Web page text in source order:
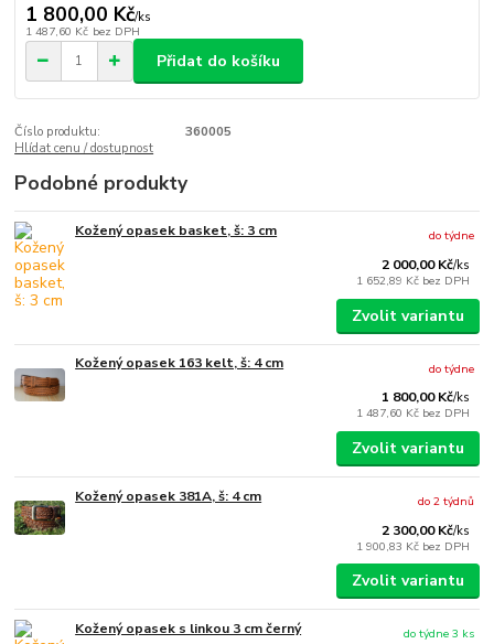
1 800,00 Kč/ks
1 487,60 Kč bez DPH
Přidat do košíku
Číslo produktu:
360005
Hlídat cenu / dostupnost
Podobné produkty
Kožený opasek basket, š: 3 cm
2 000,00 Kč/ks
1 652,89 Kč bez DPH
do týdne
Zvolit variantu
Kožený opasek 163 kelt, š: 4 cm
1 800,00 Kč/ks
1 487,60 Kč bez DPH
do týdne
Zvolit variantu
Kožený opasek 381A, š: 4 cm
2 300,00 Kč/ks
1 900,83 Kč bez DPH
do 2 týdnů
Zvolit variantu
Kožený opasek s linkou 3 cm černý
do týdne 3 ks